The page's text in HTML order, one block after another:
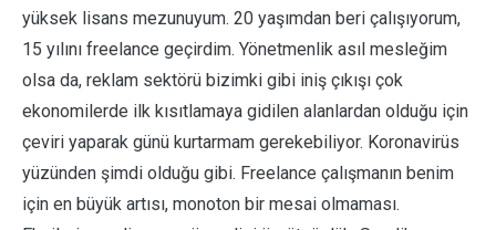
yüksek lisans mezunuyum. 20 yaşımdan beri çalışıyorum,
15 yılını freelance geçirdim. Yönetmenlik asıl mesleğim
olsa da, reklam sektörü bizimki gibi iniş çıkışı çok
ekonomilerde ilk kısıtlamaya gidilen alanlardan olduğu için
çeviri yaparak günü kurtarmam gerekebiliyor. Koronavirüs
yüzünden şimdi olduğu gibi. Freelance çalışmanın benim
için en büyük artısı, monoton bir mesai olmaması.